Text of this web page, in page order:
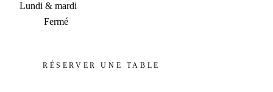
Lundi & mardi
Fermé
RÉSERVER UNE TABLE